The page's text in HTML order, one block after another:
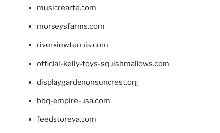
musicrearte.com
morseysfarms.com
riverviewtennis.com
official-kelly-toys-squishmallows.com
displaygardenonsuncrest.org
bbq-empire-usa.com
feedstoreva.com